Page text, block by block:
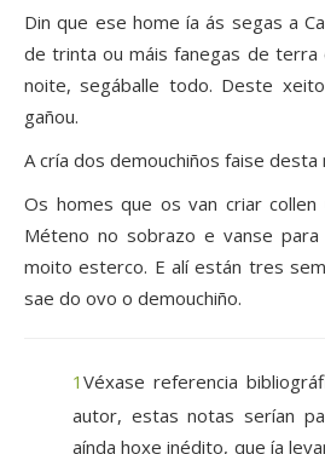
Din que ese home ía ás segas a
de trinta ou máis fanegas de terra
noite, segáballe todo. Deste
gañou.
A cría dos demouchiños faise desta
Os homes que os van criar
Méteno no sobrazo e vanse
moito esterco. E alí están tres
sae do ovo o demouchiño.
1 Véxase referencia
autor, estas notas serían
aínda hoxe inédito, que ía